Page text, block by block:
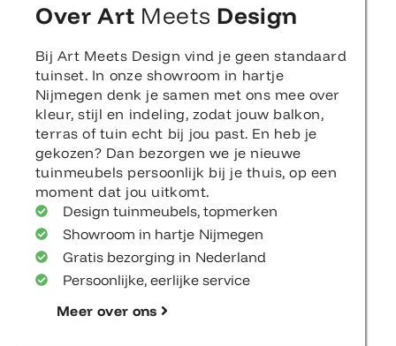
Over Art Meets Design
Bij Art Meets Design vind je geen standaard
tuinset. In onze showroom in hartje
Nijmegen denk je samen met ons mee over
kleur, stijl en indeling, zodat jouw balkon,
terras of tuin echt bij jou past. En heb je
gekozen? Dan bezorgen we je nieuwe
tuinmeubels persoonlijk bij je thuis, op een
moment dat jou uitkomt.
Design tuinmeubels, topmerken
Showroom in hartje Nijmegen
Gratis bezorging in Nederland
Persoonlijke, eerlijke service
Meer over ons